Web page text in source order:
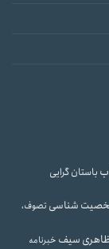
باستان گرایی
شناسی تصوف،
سیف خبرنامه